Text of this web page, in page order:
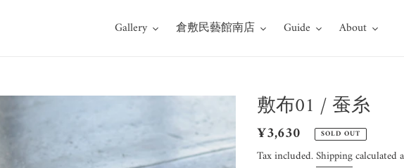
Gallery 倉敷民藝館南店 Guide About
敷布01 / 蚕糸
Regular
price
¥3,630 SOLD OUT
Tax included.Shippingcalculated